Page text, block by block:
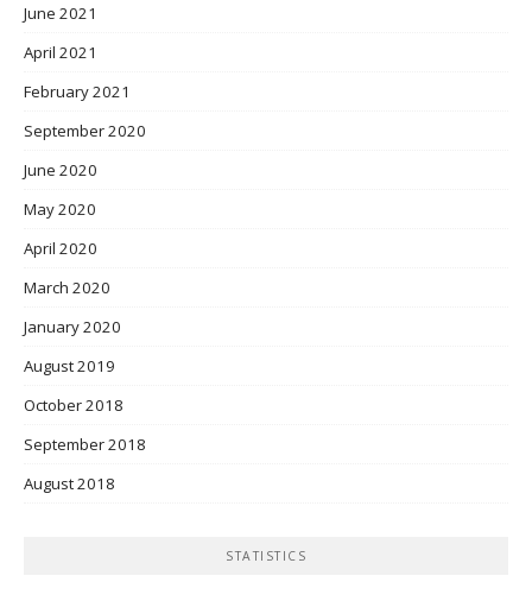
June 2021
April 2021
February 2021
September 2020
June 2020
May 2020
April 2020
March 2020
January 2020
August 2019
October 2018
September 2018
August 2018
STATISTICS